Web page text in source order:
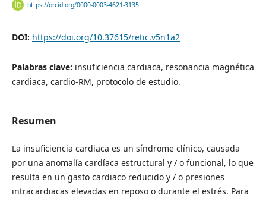
https://orcid.org/0000-0003-4621-3135
DOI: https://doi.org/10.37615/retic.v5n1a2
Palabras clave: insuficiencia cardiaca, resonancia magnética
cardiaca, cardio-RM, protocolo de estudio.
Resumen
La insuficiencia cardiaca es un síndrome clínico, causada
por una anomalía cardíaca estructural y / o funcional, lo que
resulta en un gasto cardiaco reducido y / o presiones
intracardiacas elevadas en reposo o durante el estrés. Para